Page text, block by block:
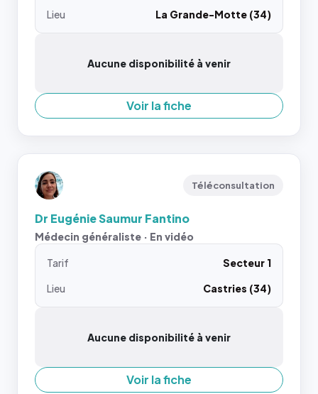
Lieu
La Grande-Motte (34)
Aucune disponibilité à venir
Voir la fiche
Téléconsultation
Dr Eugénie Saumur Fantino
Médecin généraliste · En vidéo
Tarif
Secteur 1
Lieu
Castries (34)
Aucune disponibilité à venir
Voir la fiche